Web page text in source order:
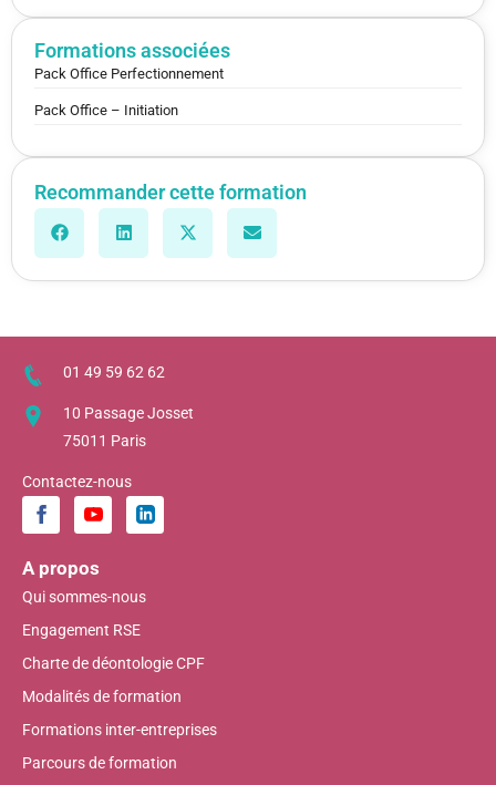
Formations associées
Pack Office Perfectionnement
Pack Office – Initiation
Recommander cette formation
01 49 59 62 62
10 Passage Josset
75011 Paris
Contactez-nous
A propos
Qui sommes-nous
Engagement RSE
Charte de déontologie CPF
Modalités de formation
Formations inter-entreprises
Parcours de formation